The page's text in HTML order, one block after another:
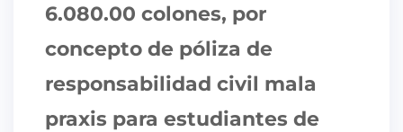
6.080.00 colones, por
concepto de póliza de
responsabilidad civil mala
praxis para estudiantes de